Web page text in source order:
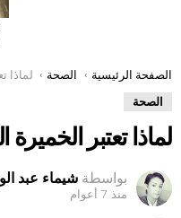
You are here:
الصفحة الرئيسية الصحة
لماذا تعتبر
الصحة
لماذا تعتبر
بواسطة شيماء عبد
منذ 7 أعوام